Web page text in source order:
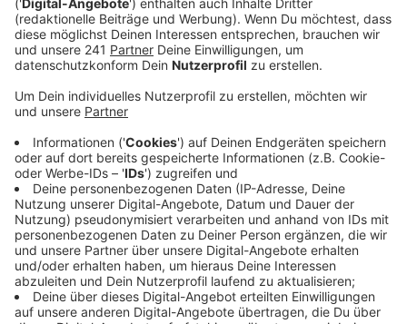
29,90€ kostet der Döner mit Wagyu Fleisch. Wagyu ist
eine japanische Rinderrasse, die mit ihrer
gleichmäßigen Marmorierung und einer langen
Außerdem werden keine künstlichen
Wachstumshormone eingesetzt.
Der Döner Imbiss Chickenstyle ist wirklich ein
typischer Imbiss und kein hochwertiges Restaurant.
Und neben den üblichen Dönerangeboten und Chicken
Wings gibt es nun auch den Wagyu Döner. Dabei wird
ein Steak auf den Grill gelegt und dann klein
geschnitten und in die Dönertasche gelegt.